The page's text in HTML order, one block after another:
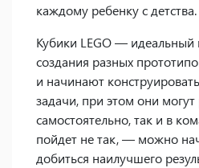
каждому ребенку с детства.
Кубики LEGO — идеальный
создания разных
и начинают
задачи, при этом они могут
самостоятельно, так и в
пойдет не так, — можно
добиться наилучшего